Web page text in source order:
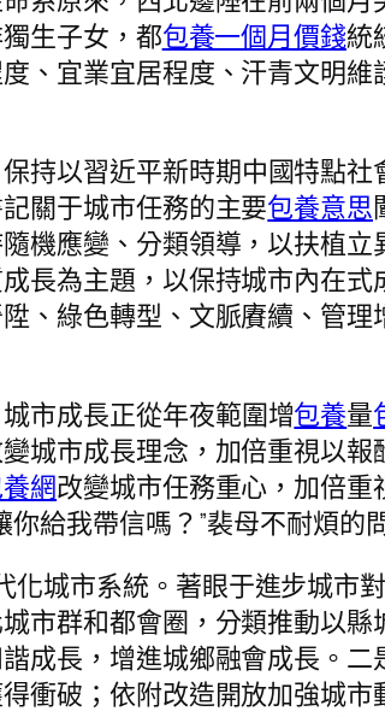
生子女，都包養一個月價錢統
、宜業宜居程度、汗青文明
持以習近平新時期中國特點
關于城市任務的主要包養意思
機應變、分類領導，以扶植立
長為主題，以保持城市內在
、綠色轉型、文脈賡續、管
市成長正從年夜範圍增包養量
城市成長理念，加倍重視以
網改變城市任務重心，加倍重
給我帶信嗎？”裴母不耐煩的
城市系統。著眼于進步城市
市群和都會圈，分類推動以
成長，增進城鄉融會成長。
衝破；依附改造開放加強城